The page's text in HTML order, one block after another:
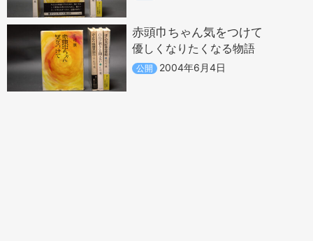
赤頭巾ちゃん気をつけて
優しくなりたくなる物語
公開 2004年6月4日